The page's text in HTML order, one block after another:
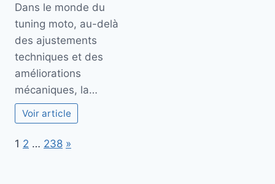
Dans le monde du
tuning moto, au-delà
des ajustements
techniques et des
améliorations
mécaniques, la…
Voir article
Page:
1 2 … 238 Next
»